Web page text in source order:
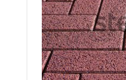
Сотрудничество
Галерея объектов
Контакты